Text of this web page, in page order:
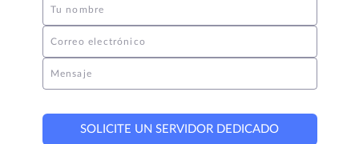
Tu nombre
Correo electrónico
Mensaje
SOLICITE UN SERVIDOR DEDICADO